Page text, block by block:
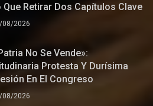
Que Retirar Dos Capítulos Clave
08/2026
No Se Vende»:
Protesta Y Durísima
En El Congreso
08/2026